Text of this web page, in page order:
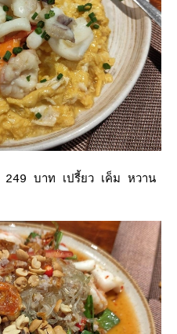
บาท เปรี้ยว เค็ม หวาน